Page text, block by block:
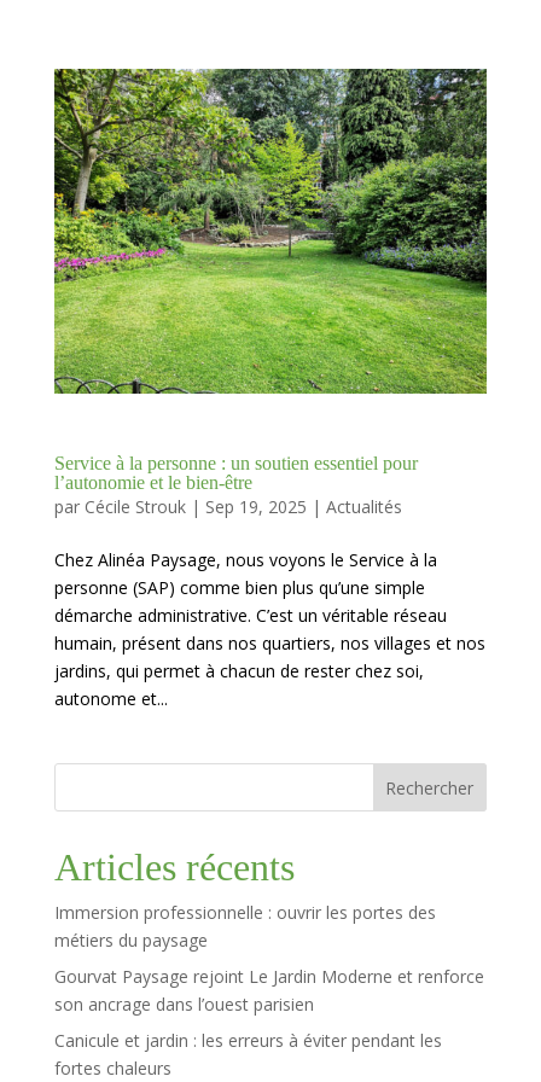
Service à la personne : un soutien essentiel pour
l’autonomie et le bien-être
par Cécile Strouk| Sep 19, 2025 | Actualités
Chez Alinéa Paysage, nous voyons le Service à la
personne (SAP) comme bien plus qu’une simple
démarche administrative. C’est un véritable réseau
humain, présent dans nos quartiers, nos villages et nos
jardins, qui permet à chacun de rester chez soi,
autonome et...
Rechercher
Articles récents
Immersion professionnelle : ouvrir les portes des
métiers du paysage
Gourvat Paysage rejoint Le Jardin Moderne et renforce
son ancrage dans l’ouest parisien
Canicule et jardin : les erreurs à éviter pendant les
fortes chaleurs